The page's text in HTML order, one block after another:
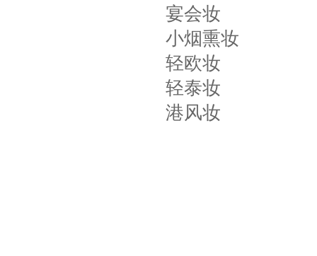
宴会妆
小烟熏妆
轻欧妆
轻泰妆
港风妆